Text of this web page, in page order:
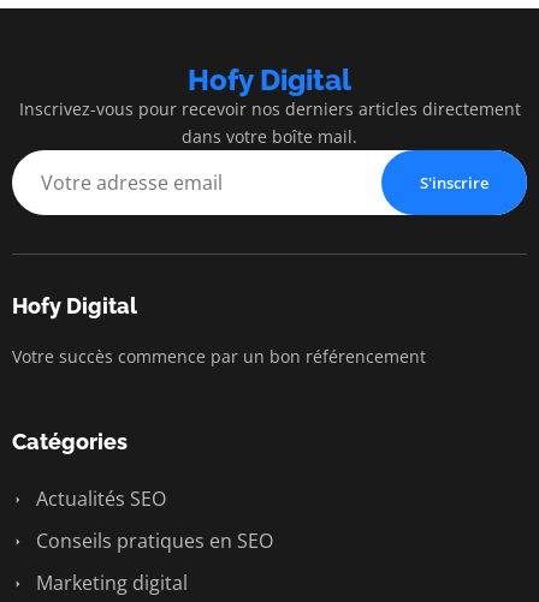
Hofy Digital
Inscrivez-vous pour recevoir nos derniers articles directement
dans votre boîte mail.
S'inscrire
Hofy Digital
Votre succès commence par un bon référencement
Catégories
Actualités SEO
Conseils pratiques en SEO
Marketing digital